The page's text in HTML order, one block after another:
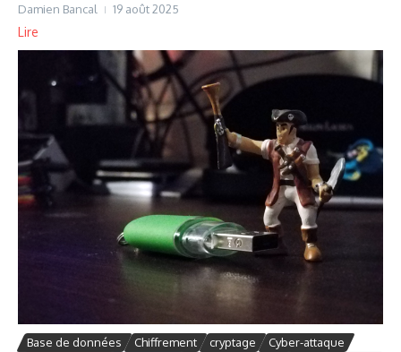
Damien Bancal 19 août 2025
Lire
Base de données Chiffrement cryptage
Cyber-attaque